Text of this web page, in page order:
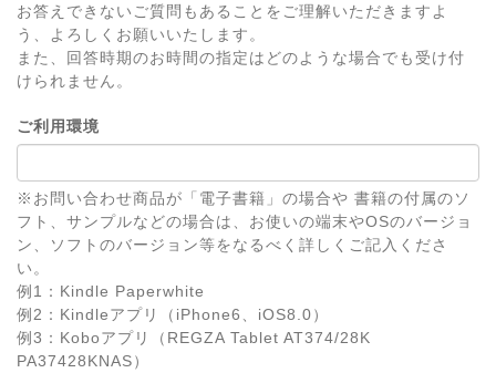
お答えできないご質問もあることをご理解いただきますよ
う、よろしくお願いいたします。
また、回答時期のお時間の指定はどのような場合でも受け付
けられません。
ご利用環境
※お問い合わせ商品が「電子書籍」の場合や 書籍の付属のソ
フト、サンプルなどの場合は、お使いの端末やOSのバージョ
ン、ソフトのバージョン等をなるべく詳しくご記入くださ
い。
例1：Kindle Paperwhite
例2：Kindleアプリ（iPhone6、iOS8.0）
例3：Koboアプリ（REGZA Tablet AT374/28K
PA37428KNAS）